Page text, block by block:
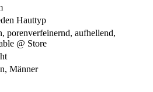
Hauttyp
porenverfeinernd, aufhellend,
@ Store
Männer